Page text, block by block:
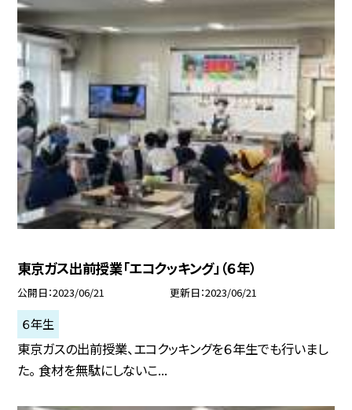
東京ガス出前授業「エコクッキング」（６年）
公開日 2023/06/21 更新日 2023/06/21
６年生
東京ガスの出前授業、エコクッキングを６年生でも行いまし
た。 食材を無駄にしないこ...